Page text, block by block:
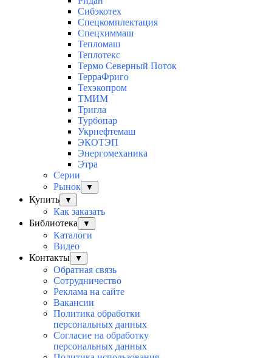
Сибэкотех
Спецкомплектация
Спецхиммаш
Тепломаш
Теплотекс
Термо Северный Поток
ТерраФриго
Техэкопром
ТМИМ
Тригла
Турбопар
Укрнефтемаш
ЭКОТЭП
Энергомеханика
Этра
Серии
Рынок
▼
Купить ▼
Как заказать
Библиотека
▼
Каталоги
Видео
Контакты
▼
Обратная связь
Сотрудничество
Реклама на сайте
Вакансии
Политика обработки
персональных данных
Согласие на обработку
персональных данных